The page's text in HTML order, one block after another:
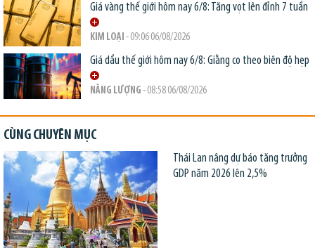
Giá vàng thế giới hôm nay 6/8: Tăng vọt lên đỉnh 7 tuần
KIM LOẠI - 09:06 06/08/2026
Giá dầu thế giới hôm nay 6/8: Giằng co theo biên độ hẹp
NĂNG LƯỢNG - 08:58 06/08/2026
CÙNG CHUYÊN MỤC
Thái Lan nâng dự báo tăng trưởng
GDP năm 2026 lên 2,5%